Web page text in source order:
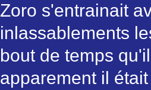
Zoro s'entrainait
inlassablements
bout de temps
apparement il